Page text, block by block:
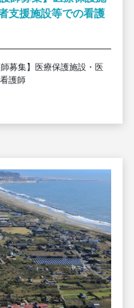
支援施設等での看護
募集】医療保護施設・医
護師